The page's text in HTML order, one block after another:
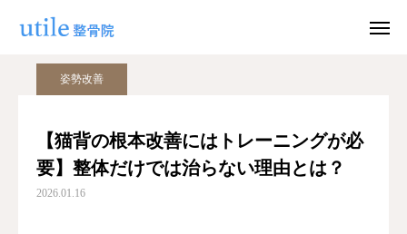
ブログ
姿勢改善
【猫背の根本改善にはトレーニングが必
要】整体だけでは治らない理由とは？
2026.01.16
公式LINE Instagram